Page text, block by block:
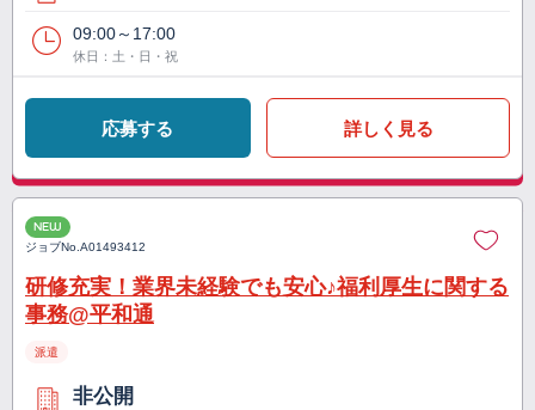
09:00～17:00
休日：土・日・祝
応募する 詳しく見る
NEW
ジョブNo.A01493412
研修充実！業界未経験でも安心♪福利厚生に関する
事務@平和通
派遣
非公開